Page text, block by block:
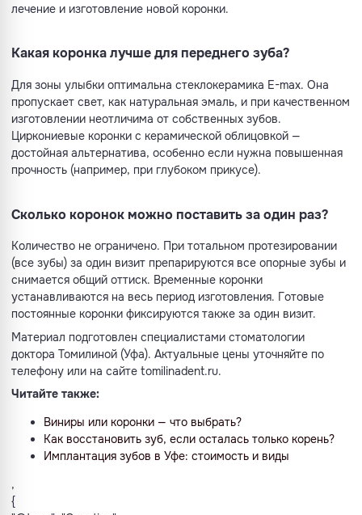
лечение и изготовление новой коронки.
Какая коронка лучше для переднего зуба?
Для зоны улыбки оптимальна стеклокерамика E-max. Она
пропускает свет, как натуральная эмаль, и при качественном
изготовлении неотличима от собственных зубов.
Циркониевые коронки с керамической облицовкой —
достойная альтернатива, особенно если нужна повышенная
прочность (например, при глубоком прикусе).
Сколько коронок можно поставить за один раз?
Количество не ограничено. При тотальном протезировании
(все зубы) за один визит препарируются все опорные зубы и
снимается общий оттиск. Временные коронки
устанавливаются на весь период изготовления. Готовые
постоянные коронки фиксируются также за один визит.
Материал подготовлен специалистами стоматологии
доктора Томилиной (Уфа). Актуальные цены уточняйте по
телефону или на сайте tomilinadent.ru.
Читайте также:
Виниры или коронки — что выбрать?
Как восстановить зуб, если осталась только корень?
Имплантация зубов в Уфе: стоимость и виды
,
{